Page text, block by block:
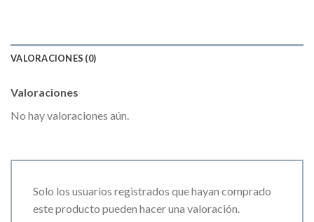
VALORACIONES (0)
Valoraciones
No hay valoraciones aún.
Solo los usuarios registrados que hayan comprado
este producto pueden hacer una valoración.